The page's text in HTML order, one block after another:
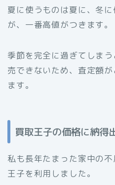
夏に使うものは夏に、冬
が、一番高値がつきます。
季節を完全に過ぎてしま
売できないため、査定額
ます。
買取王子の価格に納得
私も長年たまった家中の
王子を利用しました。